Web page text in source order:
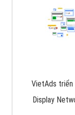
VietAds triển
Display